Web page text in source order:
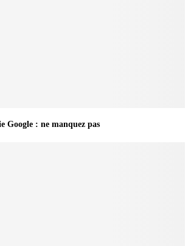
Google : ne manquez pas